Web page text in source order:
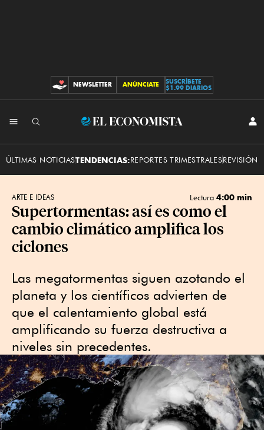
CONTRIBUCIONES
NEWSLETTER ANÚNCIATE
SUSCRÍBETE
$1.99 DIARIOS
El
ÚLTIMAS NOTICIASTENDENCIAS:REPORTES TRIMESTRALESREVISIÓN
ARTE E IDEAS Lectura 4:00 min
Supertormentas: así es como el
cambio climático amplifica los
ciclones
Las megatormentas siguen azotando el
planeta y los científicos advierten de
que el calentamiento global está
amplificando su fuerza destructiva a
niveles sin precedentes.